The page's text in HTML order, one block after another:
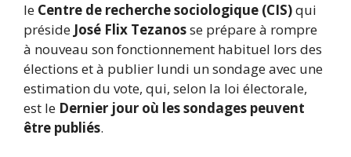
le Centre de recherche sociologique (CIS)qui
préside José Flix Tezanosse prépare à rompre
à nouveau son fonctionnement habituel lors des
élections et à publier lundi un sondage avec une
estimation du vote, qui, selon la loi électorale,
est le Dernier jour où les sondages peuvent
être publiés.